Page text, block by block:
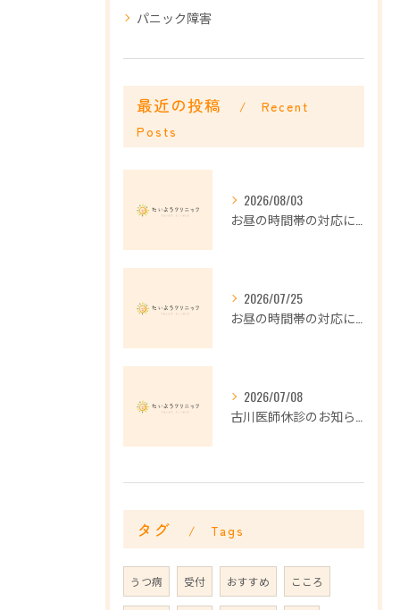
パニック障害
最近の投稿
Recent
Posts
2026/08/03
2026/07/25
2026/07/08
タグ Tags
うつ病 受付 おすすめ こころ